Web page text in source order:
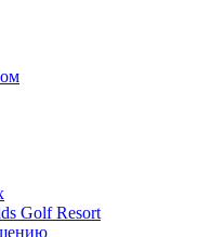
Golf Resort